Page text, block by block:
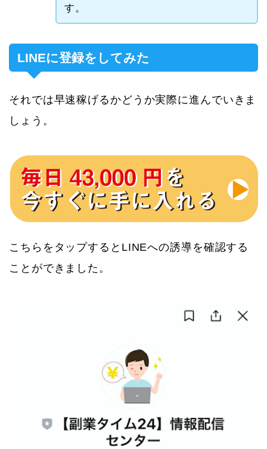
す。
LINEに登録をしてみた
それでは早速稼げるかどうか実際に進んでいきま
しょう。
こちらをタップするとLINEへの誘導を確認する
ことができました。